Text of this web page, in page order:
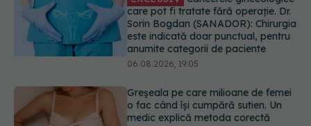
Greșeala pe care milioane de femei
o fac când își cumpără sutien. Un
medic explică metoda corectă
06.08.2026, 18:08
Colebil și Panzcebil, blocate
temporar în farmacii. ANMDMR
explică de ce a luat măsura